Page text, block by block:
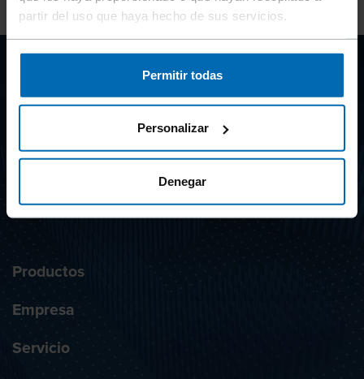
partir del uso que haya hecho de sus servicios.
Permitir todas
Personalizar
Denegar
CLIP
SYSTEMS
SUSCRIBIRSE AL BOLETÍN DE NOTICIAS
Productos
Empresa
Servicio